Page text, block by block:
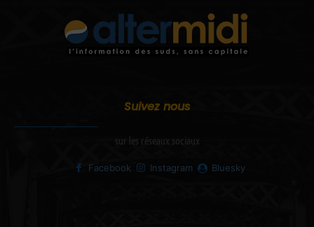
Suivez nous
sur les réseaux sociaux
Facebook Instagram Bluesky